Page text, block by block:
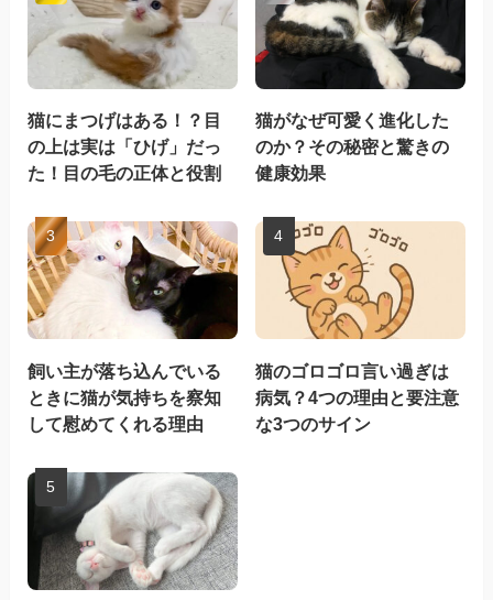
猫にまつげはある！？目
の上は実は「ひげ」だっ
た！目の毛の正体と役割
猫がなぜ可愛く進化した
のか？その秘密と驚きの
健康効果
飼い主が落ち込んでいる
ときに猫が気持ちを察知
して慰めてくれる理由
猫のゴロゴロ言い過ぎは
病気？4つの理由と要注意
な3つのサイン